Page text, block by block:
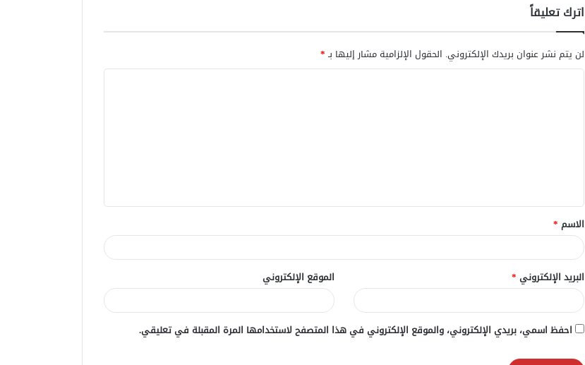
اترك تعليقاً
لن يتم نشر عنوان بريدك الإلكتروني. الحقول الإلزامية مشار إليها بـ*
ق
*
الاسم *
البريد الإلكتروني * الموقع الإلكتروني
احفظ اسمي، بريدي الإلكتروني، والموقع الإلكتروني في هذا المتصفح لاستخدامها المرة المقبلة في تعليقي.